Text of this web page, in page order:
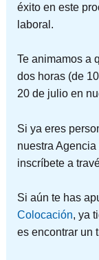
éxito en este
laboral.
Te animamos a
dos horas (de
20 de julio en
Si ya eres
nuestra
inscríbete a
Si aún te has
Colocación, ya
es encontrar un